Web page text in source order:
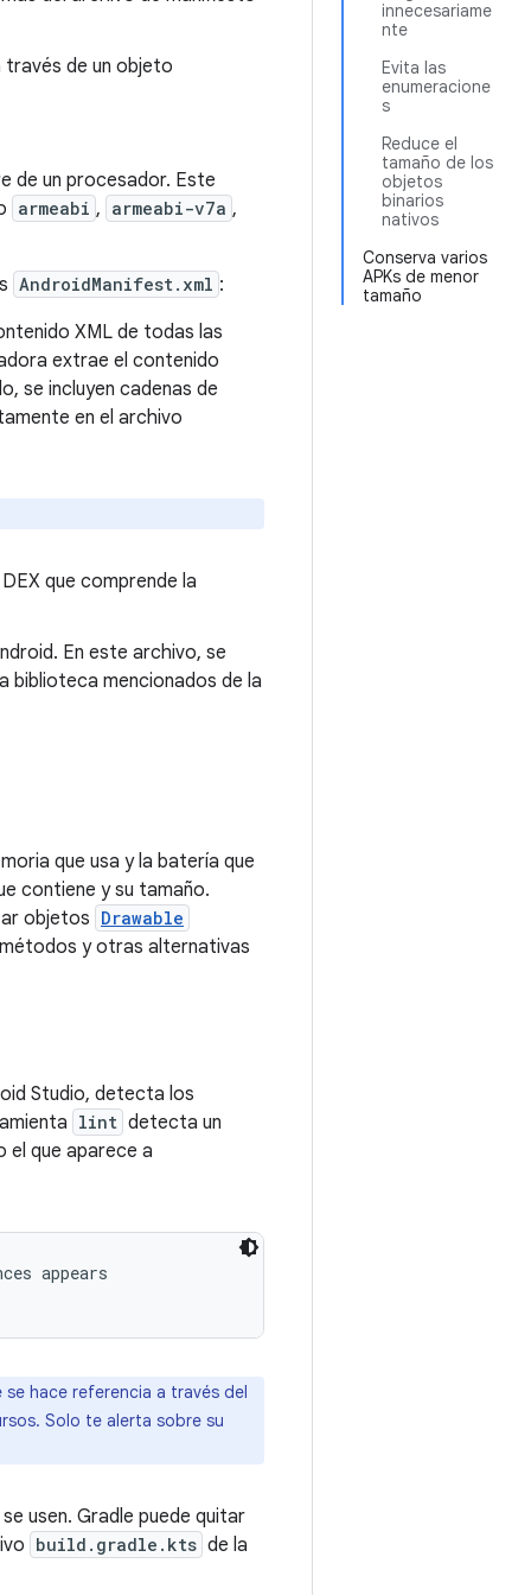
innecesariame
nte
Evita las
enumeracione
s
Reduce el
tamaño de los
objetos
binarios
nativos
Conserva varios
APKs de menor
tamaño
través de un objeto
de un procesador. Este
armeabi , armeabi-v7a ,
AndroidManifest.xml :
XML de todas las
extrae el contenido
se incluyen cadenas de
en el archivo
que comprende la
En este archivo, se
biblioteca mencionados de la
que usa y la batería que
contiene y su tamaño.
objetos Drawable
y otras alternativas
Studio, detecta los
lint detecta un
el que aparece a
appears
hace referencia a través del
Solo te alerta sobre su
usen. Gradle puede quitar
build.gradle.kts de la